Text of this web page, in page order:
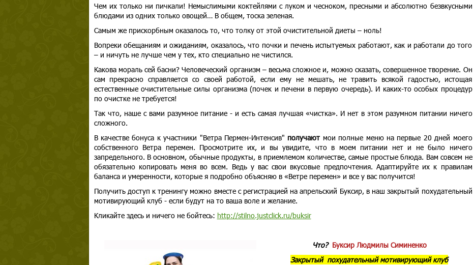
Чем их только ни пичкали! Немыслимыми коктейлями с луком и чесноком, пресными и абсолютно безвкусными
блюдами из одних только овощей… В общем, тоска зеленая.
Самым же прискорбным оказалось то, что толку от этой очистительной диеты – ноль!
Вопреки обещаниям и ожиданиям, оказалось, что почки и печень испытуемых работают, как и работали до того
– и ничуть не лучше чем у тех, кто специально не чистился.
Какова мораль сей басни? Человеческий организм – весьма сложное и, можно сказать, совершенное творение. Он
сам прекрасно справляется со своей работой, если ему не мешать, не травить всякой гадостью, истощая
естественные очистительные силы организма (почек и печени в первую очередь). И каких-то особых процедур
по очистке не требуется!
Так что, наше с вами разумное питание - и есть самая лучшая «чистка». И нет в этом разумном питании ничего
сложного.
В качестве бонуса к участники "Ветра Пермен-Интенсив" получают мои полные меню на первые 20 дней моего
собственного Ветра перемен. Просмотрите их, и вы увидите, что в моем питании нет и не было ничего
запредельного. В основном, обычные продукты, в приемлемом количестве, самые простые блюда. Вам совсем не
обязательно копировать меня во всем. Ведь у вас свои вкусовые предпочтения. Адаптируйте их к правилам
баланса и умеренности, которые я подробно объясняю в «Ветре перемен» и все у вас получится!
Получить доступ к тренингу можно вместе с регистрацией на апрельский Буксир, в наш закрытый похудательный
мотивирующий клуб - если будут на то ваша воле и желание.
Кликайте здесь и ничего не бойтесь: http://stilno.justclick.ru/buksir
Что? Буксир Людмилы Симиненко
Закрытый похудательный мотивирующий клуб